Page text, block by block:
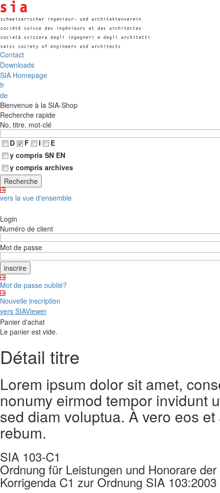
Contact
Downloads
SIA Homepage
fr
de
Bienvenue à la SIA-Shop
Recherche rapide
No, titre, mot-clé
D
F I
E
y compris SN EN
y compris archives
vers la vue d'ensemble
Login
Numéro de client
Mot de passe
Mot de passe oublié?
Nouvelle inscription
vers SIAViewer
Panier d'achat
Le panier est vide.
Détail titre
Lorem ipsum dolor sit amet,
nonumy eirmod tempor invidunt
sed diam voluptua. À vero eos
rebum.
SIA 103-C1
Ordnung für Leistungen und Honorare
Korrigenda C1 zur Ordnung SIA 103:2003